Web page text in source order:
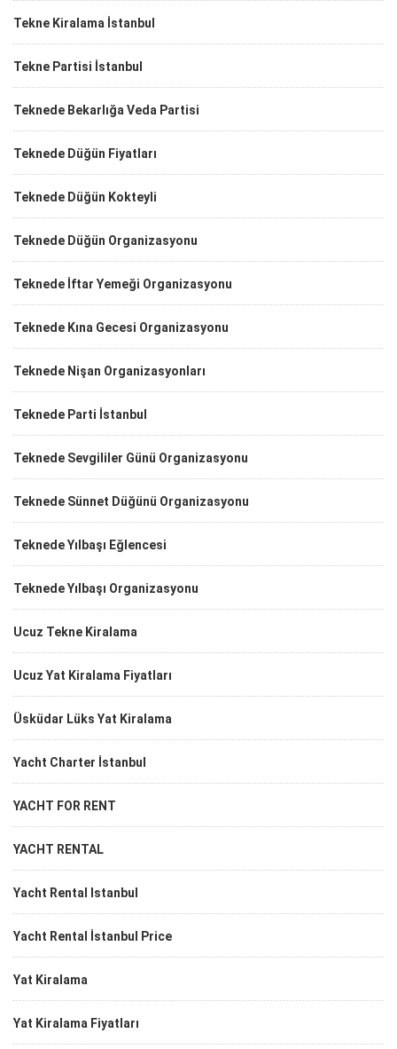
Tekne Kiralama İstanbul
Tekne Partisi İstanbul
Teknede Bekarlığa Veda Partisi
Teknede Düğün Fiyatları
Teknede Düğün Kokteyli
Teknede Düğün Organizasyonu
Teknede İftar Yemeği Organizasyonu
Teknede Kına Gecesi Organizasyonu
Teknede Nişan Organizasyonları
Teknede Parti İstanbul
Teknede Sevgililer Günü Organizasyonu
Teknede Sünnet Düğünü Organizasyonu
Teknede Yılbaşı Eğlencesi
Teknede Yılbaşı Organizasyonu
Ucuz Tekne Kiralama
Ucuz Yat Kiralama Fiyatları
Üsküdar Lüks Yat Kiralama
Yacht Charter İstanbul
YACHT FOR RENT
YACHT RENTAL
Yacht Rental Istanbul
Yacht Rental İstanbul Price
Yat Kiralama
Yat Kiralama Fiyatları